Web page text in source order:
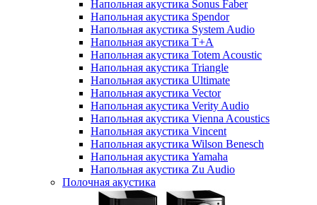
Напольная акустика Sonus Faber
Напольная акустика Spendor
Напольная акустика System Audio
Напольная акустика T+A
Напольная акустика Totem Acoustic
Напольная акустика Triangle
Напольная акустика Ultimate
Напольная акустика Vector
Напольная акустика Verity Audio
Напольная акустика Vienna Acoustics
Напольная акустика Vincent
Напольная акустика Wilson Benesch
Напольная акустика Yamaha
Напольная акустика Zu Audio
Полочная акустика